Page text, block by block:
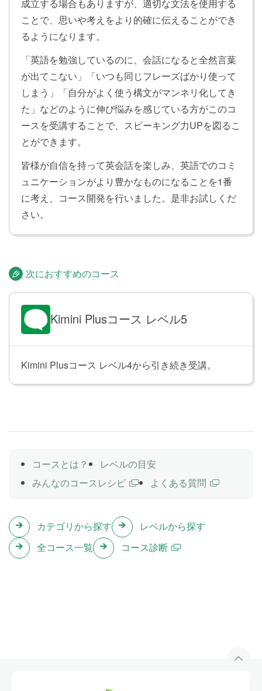
Lesson 22 to不定詞の名詞的用法
「私の夢は女優になることです」のように、「～する
こと」を使った文を言えるようになります。
Lesson 23 to不定詞の形容詞的用法
「昨日はテレビを見る（ための）時間がありませんで
した」のような、「〜するための」を使った文を言え
るようになります。
Lesson 24 感情の原因を表すto不定詞の副詞的用
法
す」のように、感じたことや思ったことについて伝え
Lesson 25 hope, needを使ったto不定詞の文
「〜する必要があります」「「〜するのを楽しみにし
ています」のように、しなければならないことや望ん
Lesson 26 want, likeを使ったto不定詞の文
ます。
Lesson 27 wantの後に人を置くto不定詞の文
「私はあなたに〜してほしいです」のように、相手や
It ~ to … 構文
成立する場合もありますが、適切な文法を使用する
ことで、思いや考えをより的確に伝えることができ
るようになります。
「英語を勉強しているのに、会話になると全然言葉
が出てこない」「いつも同じフレーズばかり使って
しまう」「自分がよく使う構文がマンネリ化してき
た」などのように伸び悩みを感じている方がこのコ
ースを受講することで、スピーキング力UPを図るこ
とができます。
皆様が自信を持って英会話を楽しみ、英語でのコミ
ュニケーションがより豊かなものになることを1番
に考え、コース開発を行いました。是非お試しくだ
さい。
次におすすめのコース
Kimini Plusコース レベル5
Kimini Plusコース レベル4から引き続き受講。
コースとは？
レベルの目安
みんなのコースレシピ
よくある質問
カテゴリから探す
レベルから探す
全コース一覧
コース診断